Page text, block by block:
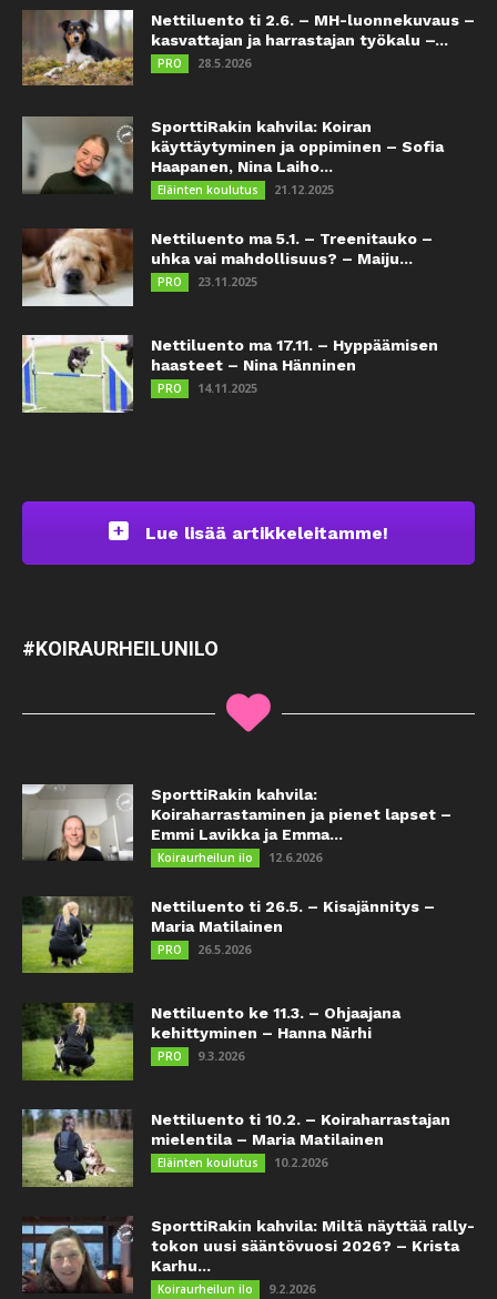
Nettiluento ti 2.6. – MH-luonnekuvaus –
kasvattajan ja harrastajan työkalu –...
PRO 28.5.2026
SporttiRakin kahvila: Koiran
käyttäytyminen ja oppiminen – Sofia
Haapanen, Nina Laiho...
Eläinten koulutus 21.12.2025
Nettiluento ma 5.1. – Treenitauko –
uhka vai mahdollisuus? – Maiju...
PRO 23.11.2025
Nettiluento ma 17.11. – Hyppäämisen
haasteet – Nina Hänninen
PRO 14.11.2025
Lue lisää artikkeleitamme!
#KOIRAURHEILUNILO
SporttiRakin kahvila:
Koiraharrastaminen ja pienet lapset –
Emmi Lavikka ja Emma...
Koiraurheilun ilo 12.6.2026
Nettiluento ti 26.5. – Kisajännitys –
Maria Matilainen
PRO 26.5.2026
Nettiluento ke 11.3. – Ohjaajana
kehittyminen – Hanna Närhi
PRO 9.3.2026
Nettiluento ti 10.2. – Koiraharrastajan
mielentila – Maria Matilainen
Eläinten koulutus 10.2.2026
SporttiRakin kahvila: Miltä näyttää rally-
tokon uusi sääntövuosi 2026? – Krista
Karhu...
Koiraurheilun ilo 9.2.2026